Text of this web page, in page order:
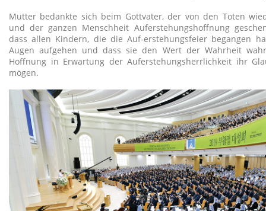
Mutter bedankte sich beim Gottvater, der von den Toten
und der ganzen Menschheit Auferstehungshoffnung
dass allen Kindern, die die Auf-erstehungsfeier begangen
Augen aufgehen und dass sie den Wert der Wahrheit
Hoffnung in Erwartung der Auferstehungsherrlichkeit ihr
mögen.